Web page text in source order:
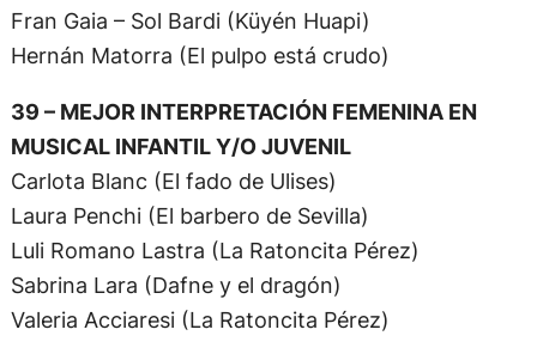
Fran Gaia – Sol Bardi (Küyén Huapi)
Hernán Matorra (El pulpo está crudo)
39 – MEJOR INTERPRETACIÓN FEMENINA EN
MUSICAL INFANTIL Y/O JUVENIL
Carlota Blanc (El fado de Ulises)
Laura Penchi (El barbero de Sevilla)
Luli Romano Lastra (La Ratoncita Pérez)
Sabrina Lara (Dafne y el dragón)
Valeria Acciaresi (La Ratoncita Pérez)